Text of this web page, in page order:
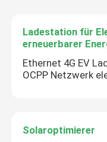
Ladestation für
erneuerbarer
Ethernet 4G EV
OCPP Netzwerk
Solaroptimierer